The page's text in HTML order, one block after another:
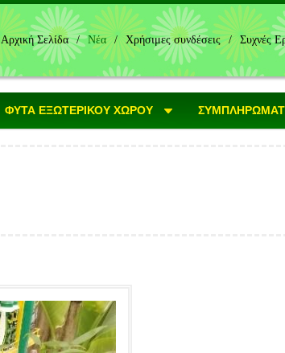
Αρχική Σελίδα / Νέα / Χρήσιμες συνδέσεις / Συχνές
ΦΥΤΑ ΕΞΩΤΕΡΙΚΟΥ ΧΩΡΟΥ